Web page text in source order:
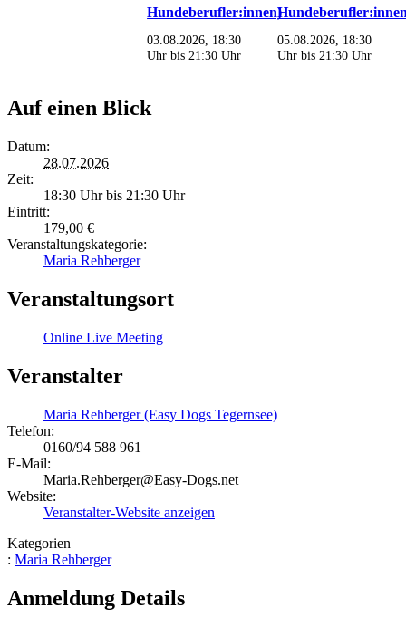
Hundeberufler:innen)
03.08.2026, 18:30
Uhr bis21:30 Uhr
05.08.2026, 18:30
Uhr bis21:30 Uhr
Auf einen Blick
Datum:
28.07.2026
Zeit:
18:30 Uhr bis 21:30 Uhr
Eintritt:
179,00 €
Veranstaltungskategorie:
Maria Rehberger
Veranstaltungsort
Online Live Meeting
Veranstalter
Maria Rehberger (Easy Dogs Tegernsee)
Telefon:
0160/94 588 961
E-Mail:
Maria.Rehberger@Easy-Dogs.net
Website:
Veranstalter-Website anzeigen
Kategorien
: Maria Rehberger
Anmeldung Details